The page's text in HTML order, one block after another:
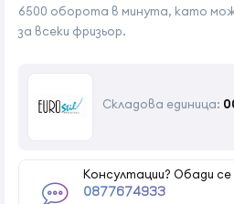
6500 оборота в минута, като
за всеки фризьор.
Складова единица:
Консултации? Обади се
0877674933